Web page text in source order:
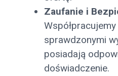
Zaufanie i
sprawdzonymi
posiadają
doświadczenie.